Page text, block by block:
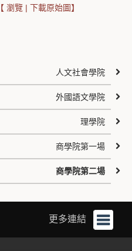
【 瀏覽 | 下載原始圖】
人文社會學院
外國語文學院
理學院
商學院第一場
商學院第二場
更多連結